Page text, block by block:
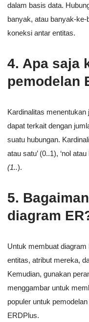
dalam basis data.
banyak, atau banyak-
koneksi antar entitas.
4. Apa saja
pemodelan
Kardinalitas
dapat terkait dengan
suatu hubungan.
atau satu’ (0..1), ‘nol atau
(1..).
5.
diagram
Untuk membuat
entitas, atribut mereka,
Kemudian, gunakan
menggambar untuk
populer untuk
ERDPlus.